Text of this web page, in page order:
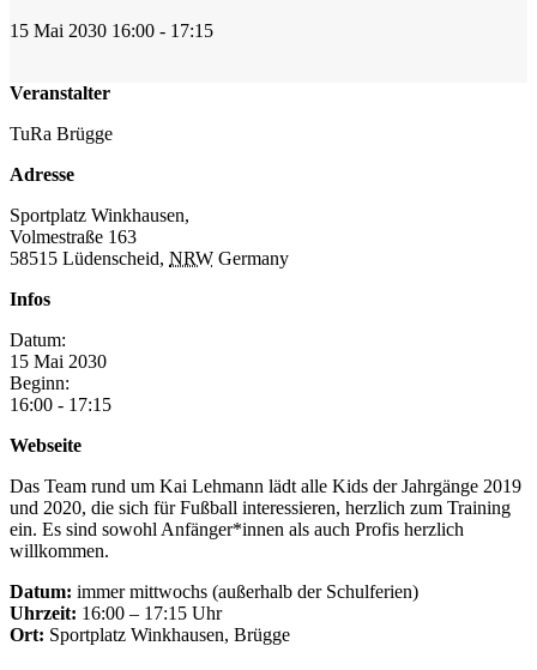
15 Mai 2030 16:00 - 17:15
Veranstalter
TuRa Brügge
Adresse
Sportplatz Winkhausen,
Volmestraße 163
58515 Lüdenscheid, NRW Germany
Infos
Datum:
15 Mai 2030
Beginn:
16:00 - 17:15
Webseite
Das Team rund um Kai Lehmann lädt alle Kids der Jahrgänge 2019
und 2020, die sich für Fußball interessieren, herzlich zum Training
ein. Es sind sowohl Anfänger*innen als auch Profis herzlich
willkommen.
Datum: immer mittwochs (außerhalb der Schulferien)
Uhrzeit: 16:00 – 17:15 Uhr
Ort: Sportplatz Winkhausen, Brügge